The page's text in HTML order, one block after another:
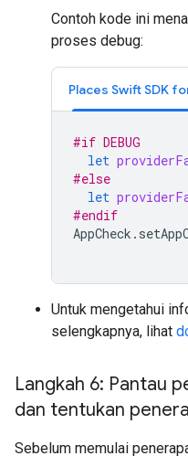
Contoh kode ini
proses debug:
Places Swift SDK
#if DEBUG
let
#else
let
#endif
AppCheck .
Untuk mengetahui
selengkapnya, lihat
Langkah 6: Pantau
dan tentukan
Sebelum memulai